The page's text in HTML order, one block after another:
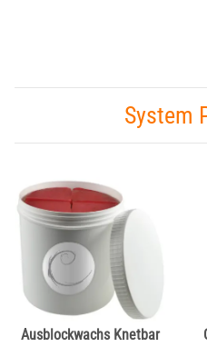
System
Ausblockwachs Knetbar